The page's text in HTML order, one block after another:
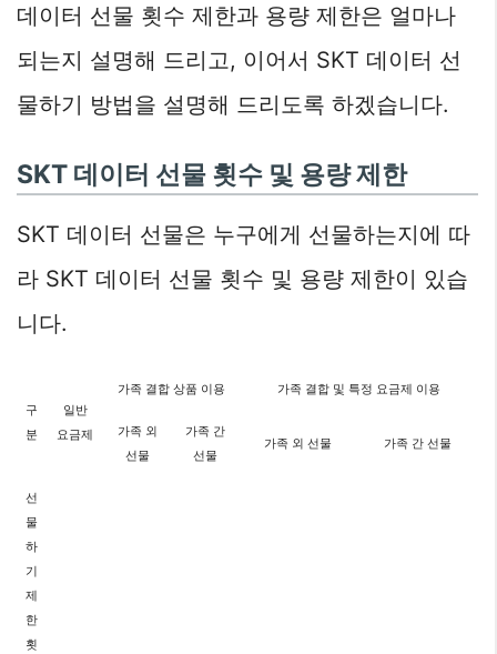
데이터 선물 횟수 제한과 용량 제한은 얼마나
되는지 설명해 드리고, 이어서 SKT 데이터 선
물하기 방법을 설명해 드리도록 하겠습니다.
SKT 데이터 선물 횟수 및 용량 제한
SKT 데이터 선물은 누구에게 선물하는지에 따
라 SKT 데이터 선물 횟수 및 용량 제한이 있습
니다.
구
분
일반
요금제
가족 결합 상품 이용 가족 결합 및 특정 요금제 이용
가족 외
선물
가족 간
선물
가족 외 선물 가족 간 선물
선
물
하
기
제
한
횟